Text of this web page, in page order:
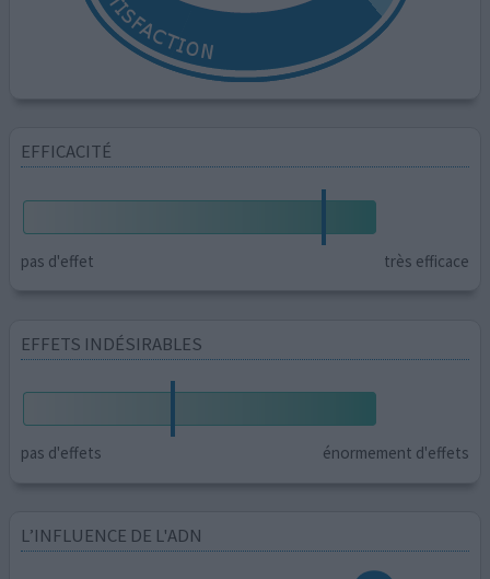
EFFICACITÉ
pas d'effet très efficace
EFFETS INDÉSIRABLES
pas d'effets énormement d'effets
L’INFLUENCE DE L'ADN